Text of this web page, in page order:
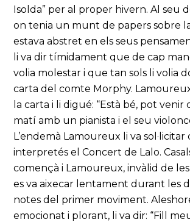
Isolda” per al proper hivern. Al seu
on tenia un munt de papers sobre
estava abstret en els seus
li va dir tímidament que de cap
volia molestar i que tan sols li volia
carta del comte Morphy.
la carta i li digué: “Està bé, pot venir
matí amb un pianista i el seu
L’endemà Lamoureux li va sol·licitar
interpretés el Concert de Lalo.
començà i Lamoureux, invàlid de les
es va aixecar lentament durant les
notes del primer moviment.
emocionat i plorant, li va dir: “Fill